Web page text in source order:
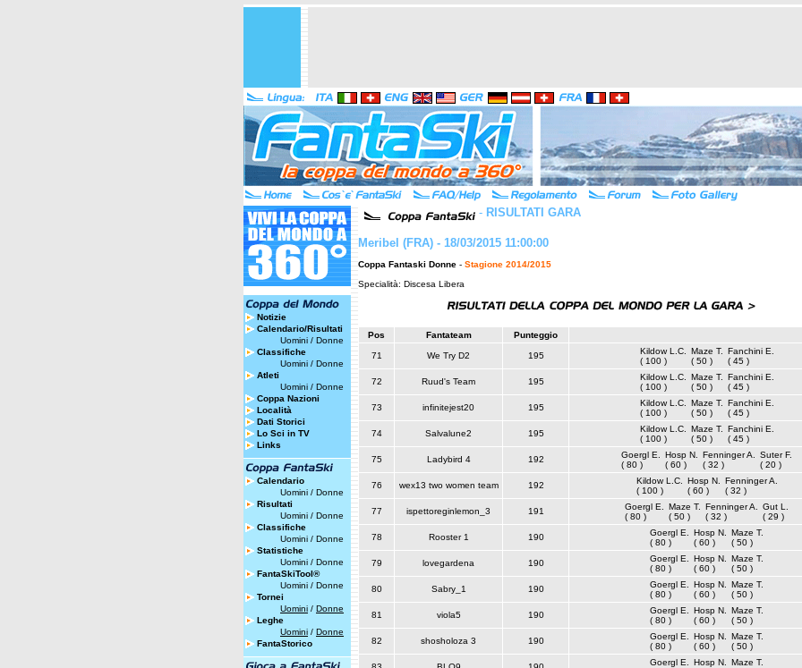
Notizie
Calendario/Risultati
Uomini / Donne
Classifiche
Uomini / Donne
Atleti
Uomini / Donne
Coppa Nazioni
Località
Dati Storici
Lo Sci in TV
Links
Calendario
Uomini / Donne
Risultati
Uomini / Donne
Classifiche
Uomini / Donne
Statistiche
Uomini / Donne
FantaSkiTool®
Uomini / Donne
Tornei
Uomini / Donne
Leghe
Uomini / Donne
FantaStorico
- RISULTATI GARA
Meribel (FRA) - 18/03/2015 11:00:00
Coppa Fantaski Donne - Stagione 2014/2015
Specialità: Discesa Libera
Pos Fantateam Punteggio
71 We Try D2 195
Kildow L.C.
( 100 )
Maze T.
( 50 )
Fanchini E.
( 45 )
72 Ruud's Team 195
Kildow L.C.
( 100 )
Maze T.
( 50 )
Fanchini E.
( 45 )
73 infinitejest20 195
Kildow L.C.
( 100 )
Maze T.
( 50 )
Fanchini E.
( 45 )
74 Salvalune2 195
Kildow L.C.
( 100 )
Maze T.
( 50 )
Fanchini E.
( 45 )
75 Ladybird 4 192
Goergl E.
( 80 )
Hosp N.
( 60 )
Fenninger A.
( 32 )
Suter F.
( 20 )
76 wex13 two women team 192
Kildow L.C.
( 100 )
Hosp N.
( 60 )
Fenninger A.
( 32 )
77 ispettoreginlemon_3 191
Goergl E.
( 80 )
Maze T.
( 50 )
Fenninger A.
( 32 )
Gut L.
( 29 )
78 Rooster 1 190
Goergl E.
( 80 )
Hosp N.
( 60 )
Maze T.
( 50 )
79 lovegardena 190
Goergl E.
( 80 )
Hosp N.
( 60 )
Maze T.
( 50 )
80 Sabry_1 190
Goergl E.
( 80 )
Hosp N.
( 60 )
Maze T.
( 50 )
81 viola5 190
Goergl E.
( 80 )
Hosp N.
( 60 )
Maze T.
( 50 )
82 shosholoza 3 190
Goergl E.
( 80 )
Hosp N.
( 60 )
Maze T.
( 50 )
Goergl E.
Hosp N.
Maze T.